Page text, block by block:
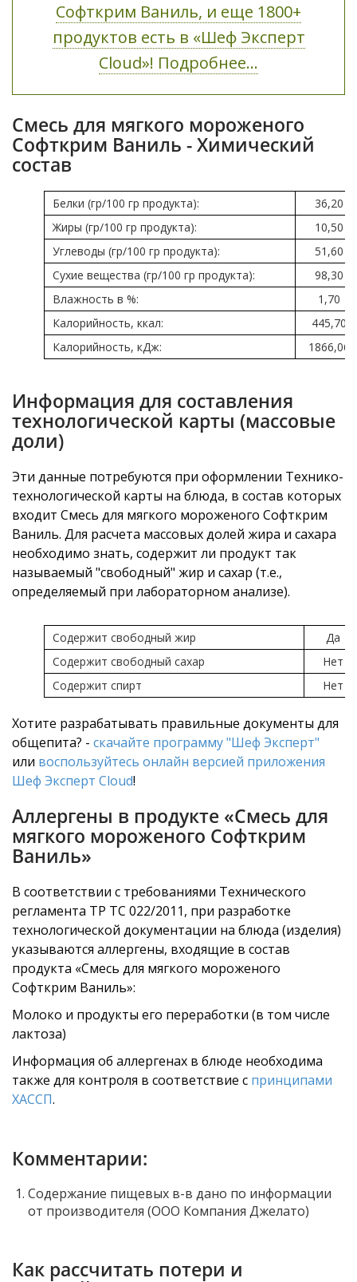
Софткрим Ваниль, и еще 1800+
продуктов есть в «Шеф Эксперт
Cloud»! Подробнее...
Смесь для мягкого мороженого
Софткрим Ваниль - Химический
состав
Белки (гр/100 гр продукта):
36,20
Жиры (гр/100 гр продукта):
10,50
Углеводы (гр/100 гр продукта):
51,60
Сухие вещества (гр/100 гр продукта):
98,30
Влажность в %:
1,70
Калорийность, ккал:
445,70
Калорийность, кДж:
1866,06
Информация для составления
технологической карты (массовые
доли)
Эти данные потребуются при оформлении Технико-
технологической карты на блюда, в состав которых
входит Смесь для мягкого мороженого Софткрим
Ваниль. Для расчета массовых долей жира и сахара
необходимо знать, содержит ли продукт так
называемый "свободный" жир и сахар (т.е.,
определяемый при лабораторном анализе).
Содержит свободный жир
Да
Содержит свободный сахар
Нет
Содержит спирт
Нет
Хотите разрабатывать правильные документы для
общепита? - скачайте программу "Шеф Эксперт"
или воспользуйтесь онлайн версией приложения
Шеф Эксперт Cloud!
Аллергены в продукте «Смесь для
мягкого мороженого Софткрим
Ваниль»
В соответствии с требованиями Технического
регламента ТР ТС 022/2011, при разработке
технологической документации на блюда (изделия)
указываются аллергены, входящие в состав
продукта «Смесь для мягкого мороженого
Софткрим Ваниль»:
Молоко и продукты его переработки (в том числе
лактоза)
Информация об аллергенах в блюде необходима
также для контроля в соответствие с принципами
ХАССП.
Комментарии:
Содержание пищевых в-в дано по информации
от производителя (ООО Компания Джелато)
Как рассчитать потери и